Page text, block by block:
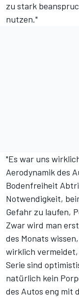
zu stark
nutzen."
"Es war uns
Aerodynamik des
Bodenfreiheit
Notwendigkeit,
Gefahr zu laufen,
Zwar wird man
des Monats
wirklich
Serie sind
natürlich kein
des Autos eng mit